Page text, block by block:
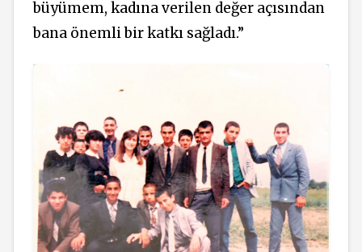
büyümem, kadına verilen değer açısından
bana önemli bir katkı sağladı.”